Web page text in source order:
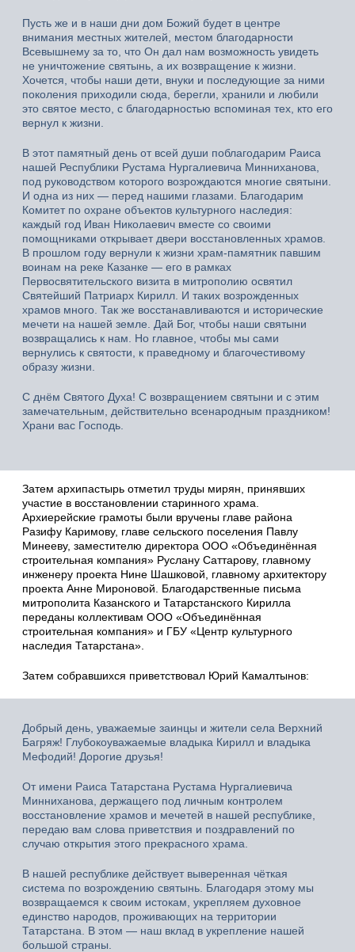
Пусть же и в наши дни дом Божий будет в центре
внимания местных жителей, местом благодарности
Всевышнему за то, что Он дал нам возможность увидеть
не уничтожение святынь, а их возвращение к жизни.
Хочется, чтобы наши дети, внуки и последующие за ними
поколения приходили сюда, берегли, хранили и любили
это святое место, с благодарностью вспоминая тех, кто его
вернул к жизни.
В этот памятный день от всей души поблагодарим Раиса
нашей Республики Рустама Нургалиевича Минниханова,
под руководством которого возрождаются многие святыни.
И одна из них — перед нашими глазами. Благодарим
Комитет по охране объектов культурного наследия:
каждый год Иван Николаевич вместе со своими
помощниками открывает двери восстановленных храмов.
В прошлом году вернули к жизни храм-памятник павшим
воинам на реке Казанке — его в рамках
Первосвятительского визита в митрополию освятил
Святейший Патриарх Кирилл. И таких возрожденных
храмов много. Так же восстанавливаются и исторические
мечети на нашей земле. Дай Бог, чтобы наши святыни
возвращались к нам. Но главное, чтобы мы сами
вернулись к святости, к праведному и благочестивому
образу жизни.
С днём Святого Духа! С возвращением святыни и с этим
замечательным, действительно всенародным праздником!
Храни вас Господь.
Затем архипастырь отметил труды мирян, принявших
участие в восстановлении старинного храма.
Архиерейские грамоты были вручены главе района
Разифу Каримову, главе сельского поселения Павлу
Минееву, заместителю директора ООО «Объединённая
строительная компания» Руслану Саттарову, главному
инженеру проекта Нине Шашковой, главному архитектору
проекта Анне Мироновой. Благодарственные письма
митрополита Казанского и Татарстанского Кирилла
переданы коллективам ООО «Объединённая
строительная компания» и ГБУ «Центр культурного
наследия Татарстана».
Затем собравшихся приветствовал Юрий Камалтынов:
Добрый день, уважаемые заинцы и жители села Верхний
Багряж! Глубокоуважаемые владыка Кирилл и владыка
Мефодий! Дорогие друзья!
От имени Раиса Татарстана Рустама Нургалиевича
Минниханова, держащего под личным контролем
восстановление храмов и мечетей в нашей республике,
передаю вам слова приветствия и поздравлений по
случаю открытия этого прекрасного храма.
В нашей республике действует выверенная чёткая
система по возрождению святынь. Благодаря этому мы
возвращаемся к своим истокам, укрепляем духовное
единство народов, проживающих на территории
Татарстана. В этом — наш вклад в укрепление нашей
большой страны.